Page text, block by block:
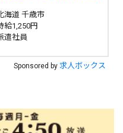
海道 千歳市
給1,250円
遣社員
Sponsored by 求人ボックス